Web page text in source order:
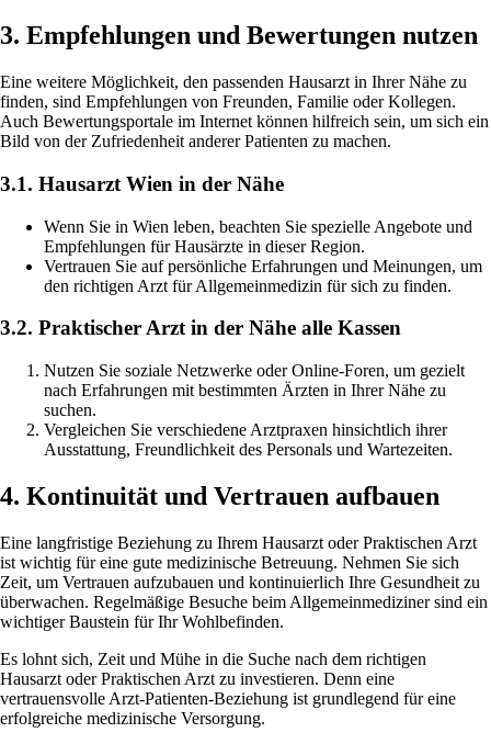
3. Empfehlungen und Bewertungen nutzen
Eine weitere Möglichkeit, den passenden Hausarzt in Ihrer Nähe zu
finden, sind Empfehlungen von Freunden, Familie oder Kollegen.
Auch Bewertungsportale im Internet können hilfreich sein, um sich ein
Bild von der Zufriedenheit anderer Patienten zu machen.
3.1. Hausarzt Wien in der Nähe
Wenn Sie in Wien leben, beachten Sie spezielle Angebote und
Empfehlungen für Hausärzte in dieser Region.
Vertrauen Sie auf persönliche Erfahrungen und Meinungen, um
den richtigen Arzt für Allgemeinmedizin für sich zu finden.
3.2. Praktischer Arzt in der Nähe alle Kassen
Nutzen Sie soziale Netzwerke oder Online-Foren, um gezielt
nach Erfahrungen mit bestimmten Ärzten in Ihrer Nähe zu
suchen.
Vergleichen Sie verschiedene Arztpraxen hinsichtlich ihrer
Ausstattung, Freundlichkeit des Personals und Wartezeiten.
4. Kontinuität und Vertrauen aufbauen
Eine langfristige Beziehung zu Ihrem Hausarzt oder Praktischen Arzt
ist wichtig für eine gute medizinische Betreuung. Nehmen Sie sich
Zeit, um Vertrauen aufzubauen und kontinuierlich Ihre Gesundheit zu
überwachen. Regelmäßige Besuche beim Allgemeinmediziner sind ein
wichtiger Baustein für Ihr Wohlbefinden.
Es lohnt sich, Zeit und Mühe in die Suche nach dem richtigen
Hausarzt oder Praktischen Arzt zu investieren. Denn eine
vertrauensvolle Arzt-Patienten-Beziehung ist grundlegend für eine
erfolgreiche medizinische Versorgung.